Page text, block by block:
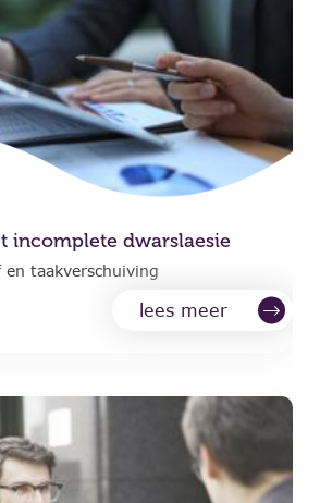
incomplete dwarslaesie
taakverschuiving
lees meer